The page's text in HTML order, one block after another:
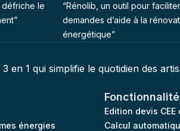
défriche le
“Rénolib, un outil pour
demandes d’aide à la
énergétique”
en 1 qui simplifie le quotidien des
énergies
Edition devis CEE
Calcul